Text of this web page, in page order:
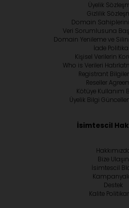
Üyelik
Gizlilik
Domain
Veri Sorumlusuna
Domain Yenileme ve
İade
Kişisel Verilerin
Who is Verileri
Registrant
Reseller
Kötüye Kullanım
Üyelik Bilgi
İsimtescil
Bize Ulaşın
İsimtescil
Destek
Kalite